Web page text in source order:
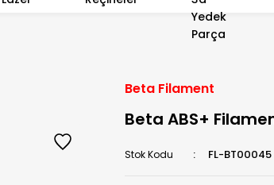
Beta Filament
Beta ABS+
Stok Kodu FL-BT00045